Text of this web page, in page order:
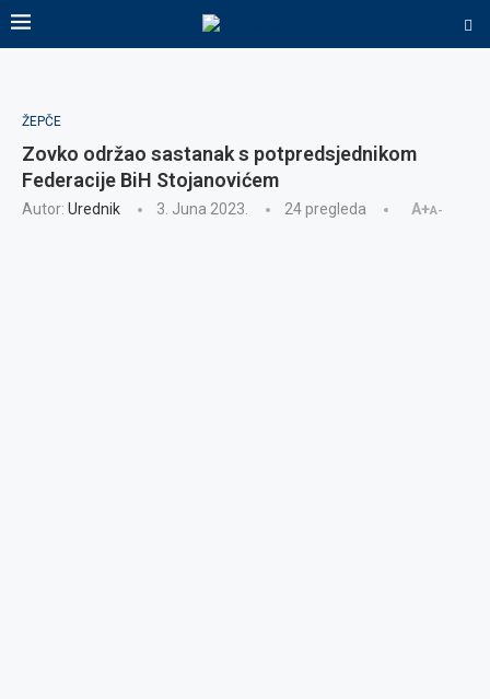
ŽEPČE
Zovko održao sastanak s potpredsjednikom
Federacije BiH Stojanovićem
Autor: Urednik 3. Juna 2023. 24pregleda A+A-